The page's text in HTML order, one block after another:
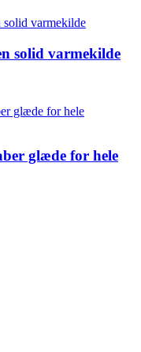
solid varmekilde
glæde for hele